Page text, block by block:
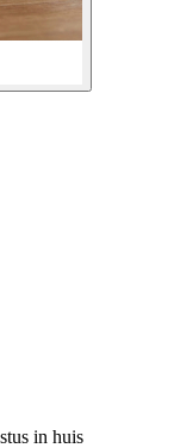
in huis